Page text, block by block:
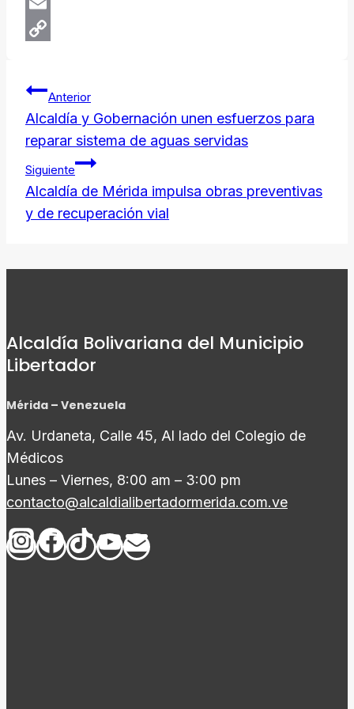
Email
Navegación
de
entradas
Anterior
Alcaldía y Gobernación unen esfuerzos para
reparar sistema de aguas servidas
Siguiente
Alcaldía de Mérida impulsa obras preventivas
y de recuperación vial
Alcaldía Bolivariana del Municipio
Libertador
Mérida – Venezuela
Av. Urdaneta, Calle 45, Al lado del Colegio de
Médicos
Lunes – Viernes, 8:00 am – 3:00 pm
contacto@alcaldialibertadormerida.com.ve